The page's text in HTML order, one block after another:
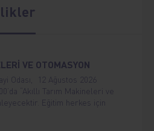
VE OTOMASYON
Odası, 12 Ağustos 2026
“Akıllı Tarım Makineleri ve
Eğitim herkes için